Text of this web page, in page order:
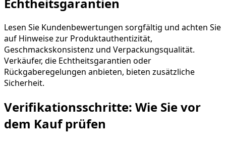
Lesen Sie Kundenbewertungen sorgfältig und achten Sie
auf Hinweise zur Produktauthentizität,
Geschmackskonsistenz und Verpackungsqualität.
Verkäufer, die Echtheitsgarantien oder
Rückgaberegelungen anbieten, bieten zusätzliche
Sicherheit.
Verifikationsschritte: Wie Sie vor
dem Kauf prüfen